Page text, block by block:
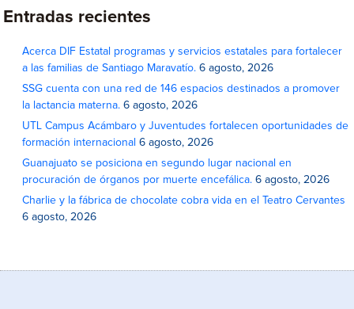
Entradas recientes
Acerca DIF Estatal programas y servicios estatales para fortalecer
a las familias de Santiago Maravatío. 6 agosto, 2026
SSG cuenta con una red de 146 espacios destinados a promover
la lactancia materna. 6 agosto, 2026
UTL Campus Acámbaro y Juventudes fortalecen oportunidades de
formación internacional 6 agosto, 2026
Guanajuato se posiciona en segundo lugar nacional en
procuración de órganos por muerte encefálica. 6 agosto, 2026
Charlie y la fábrica de chocolate cobra vida en el Teatro Cervantes
6 agosto, 2026